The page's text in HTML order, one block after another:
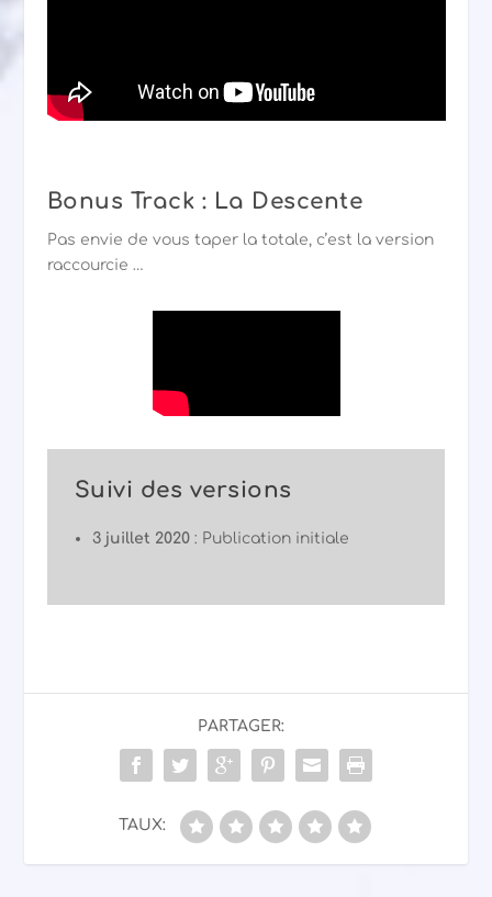
Bonus Track : La Descente
Pas envie de vous taper la totale, c’est la version
raccourcie …
Suivi des versions
3 juillet 2020: Publication initiale
PARTAGER:
TAUX: